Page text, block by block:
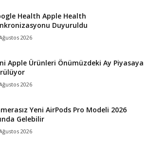
Health Apple Health
Duyuruldu
2026
Apple Ürünleri Önümüzdeki Ay Piyasaya
2026
Yeni AirPods Pro Modeli 2026
Gelebilir
2026